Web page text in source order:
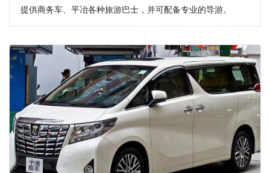
提供商务车、平冶各种旅游巴士，并可配备专业的导游。